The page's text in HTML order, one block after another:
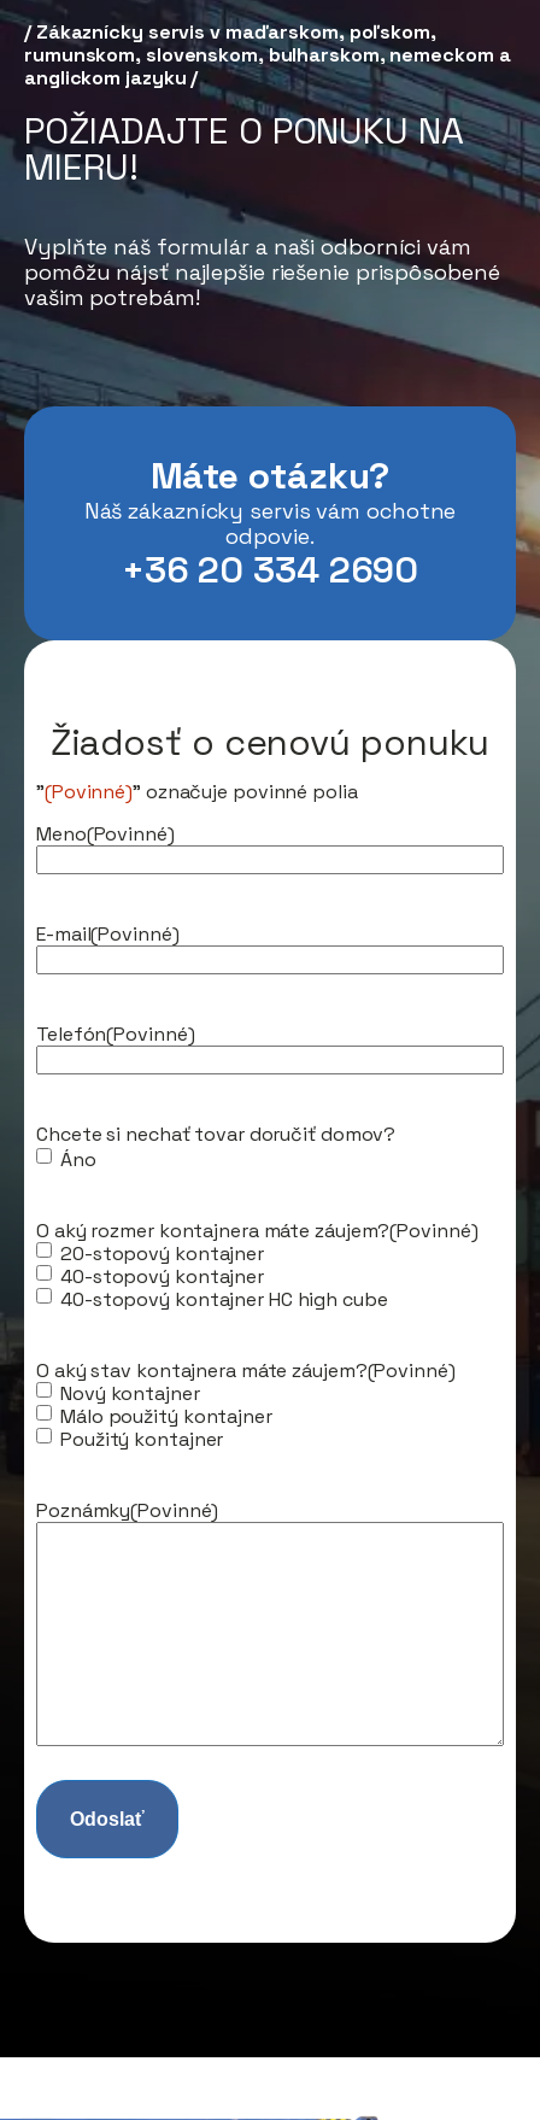
Žiadosť o cenovú ponuku
"(Povinné)" označuje povinné polia
Meno(Povinné)
E-mail(Povinné)
Telefón(Povinné)
Chcete si nechať tovar doručiť domov?
Áno
O aký rozmer kontajnera máte záujem?(Povinné)
20-stopový kontajner
40-stopový kontajner
40-stopový kontajner HC high cube
O aký stav kontajnera máte záujem?(Povinné)
Nový kontajner
Málo použitý kontajner
Použitý kontajner
Poznámky(Povinné)
/ Zákaznícky servis v maďarskom, poľskom,
rumunskom, slovenskom, bulharskom, nemeckom a
anglickom jazyku /
POŽIADAJTE O PONUKU NA
MIERU!
Vyplňte náš formulár a naši odborníci vám
pomôžu nájsť najlepšie riešenie prispôsobené
vašim potrebám!
Máte otázku?
Náš zákaznícky servis vám ochotne
odpovie.
+36 20 334 2690